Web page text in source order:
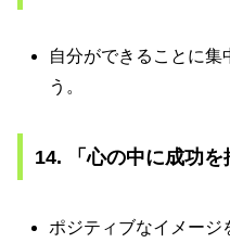
自分ができることに集
う。
14. 「心の中に成功を
ポジティブなイメージ